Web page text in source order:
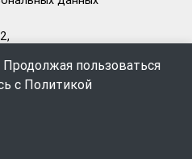
Продолжая пользоваться
с Политикой